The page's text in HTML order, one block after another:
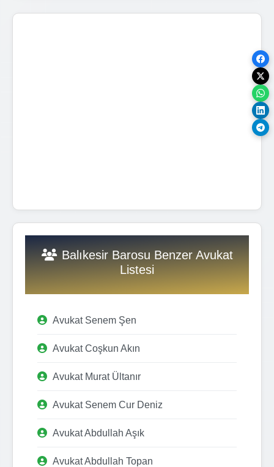
Balıkesir Barosu Benzer Avukat
Listesi
Avukat Senem Şen
Avukat Coşkun Akın
Avukat Murat Ültanır
Avukat Senem Cur Deniz
Avukat Abdullah Aşık
Avukat Abdullah Topan